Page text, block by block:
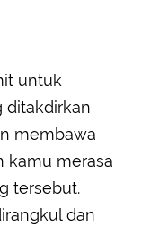
untuk
ditakdirkan
membawa
kamu merasa
tersebut.
dan